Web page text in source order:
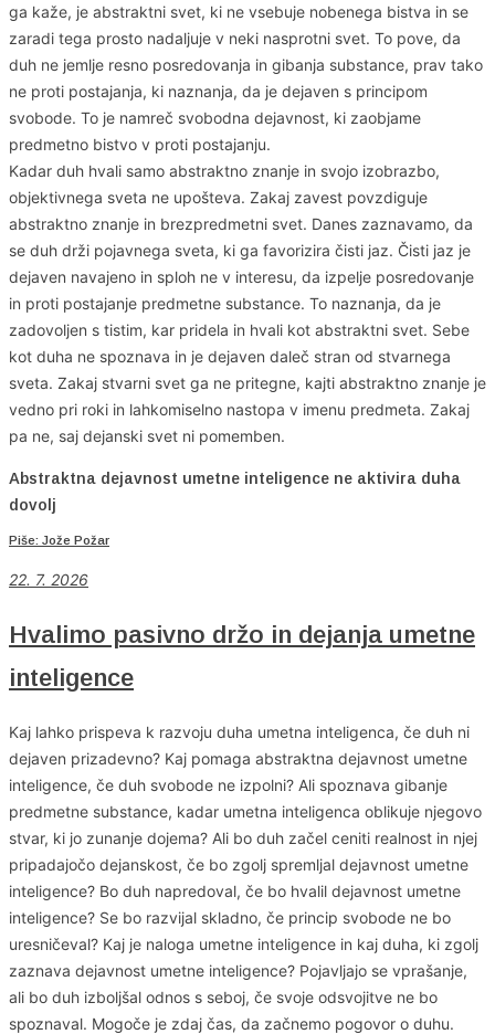
ga kaže, je abstraktni svet, ki ne vsebuje nobenega bistva in se
zaradi tega prosto nadaljuje v neki nasprotni svet. To pove, da
duh ne jemlje resno posredovanja in gibanja substance, prav tako
ne proti postajanja, ki naznanja, da je dejaven s principom
svobode. To je namreč svobodna dejavnost, ki zaobjame
predmetno bistvo v proti postajanju.
Kadar duh hvali samo abstraktno znanje in svojo izobrazbo,
objektivnega sveta ne upošteva. Zakaj zavest povzdiguje
abstraktno znanje in brezpredmetni svet. Danes zaznavamo, da
se duh drži pojavnega sveta, ki ga favorizira čisti jaz. Čisti jaz je
dejaven navajeno in sploh ne v interesu, da izpelje posredovanje
in proti postajanje predmetne substance. To naznanja, da je
zadovoljen s tistim, kar pridela in hvali kot abstraktni svet. Sebe
kot duha ne spoznava in je dejaven daleč stran od stvarnega
sveta. Zakaj stvarni svet ga ne pritegne, kajti abstraktno znanje je
vedno pri roki in lahkomiselno nastopa v imenu predmeta. Zakaj
pa ne, saj dejanski svet ni pomemben.
Abstraktna dejavnost umetne inteligence ne aktivira duha
dovolj
Piše: Jože Požar
22. 7. 2026
Hvalimo pasivno držo in dejanja umetne
inteligence
Kaj lahko prispeva k razvoju duha umetna inteligenca, če duh ni
dejaven prizadevno? Kaj pomaga abstraktna dejavnost umetne
inteligence, če duh svobode ne izpolni? Ali spoznava gibanje
predmetne substance, kadar umetna inteligenca oblikuje njegovo
stvar, ki jo zunanje dojema? Ali bo duh začel ceniti realnost in njej
pripadajočo dejanskost, če bo zgolj spremljal dejavnost umetne
inteligence? Bo duh napredoval, če bo hvalil dejavnost umetne
inteligence? Se bo razvijal skladno, če princip svobode ne bo
uresničeval? Kaj je naloga umetne inteligence in kaj duha, ki zgolj
zaznava dejavnost umetne inteligence? Pojavljajo se vprašanje,
ali bo duh izboljšal odnos s seboj, če svoje odsvojitve ne bo
spoznaval. Mogoče je zdaj čas, da začnemo pogovor o duhu.